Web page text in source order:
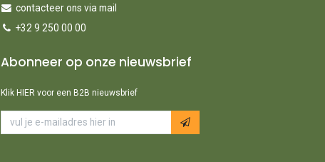
contacteer ons via mail
+32 9 250 00 00
Abonneer op onze nieuwsbrief
Klik HIER voor een B2B nieuwsbrief